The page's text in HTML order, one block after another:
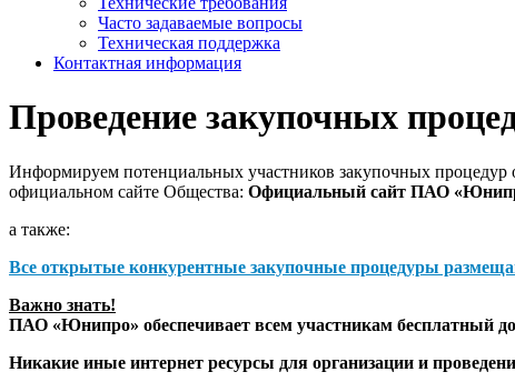
Часто задаваемые вопросы
Техническая поддержка
Контактная информация
Проведение закупочных
Информируем потенциальных участников закупочных
официальном сайте Общества: Официальный сайт ПАО
а также:
Все открытые конкурентные закупочные процедуры
Важно знать!
ПАО «Юнипро» обеспечивает всем участникам бесплатный
Никакие иные интернет ресурсы для организации и